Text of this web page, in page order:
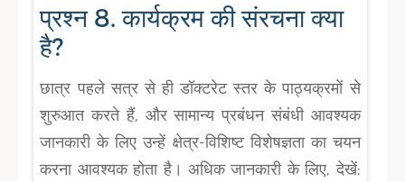
प्रश्न 8. कार्यक्रम की संरचना क्या
है?
छात्र पहले सत्र से ही डॉक्टरेट स्तर के पाठ्यक्रमों से
शुरुआत करते हैं, और सामान्य प्रबंधन संबंधी आवश्यक
जानकारी के लिए उन्हें क्षेत्र-विशिष्ट विशेषज्ञता का चयन
करना आवश्यक होता है। अधिक जानकारी के लिए, देखें: